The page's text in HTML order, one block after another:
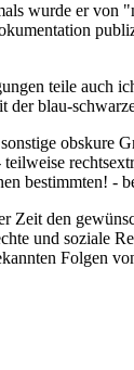
wurde er
teile
blau-
obskure
bestimmten! -
Zeit den
und soziale
Folgen